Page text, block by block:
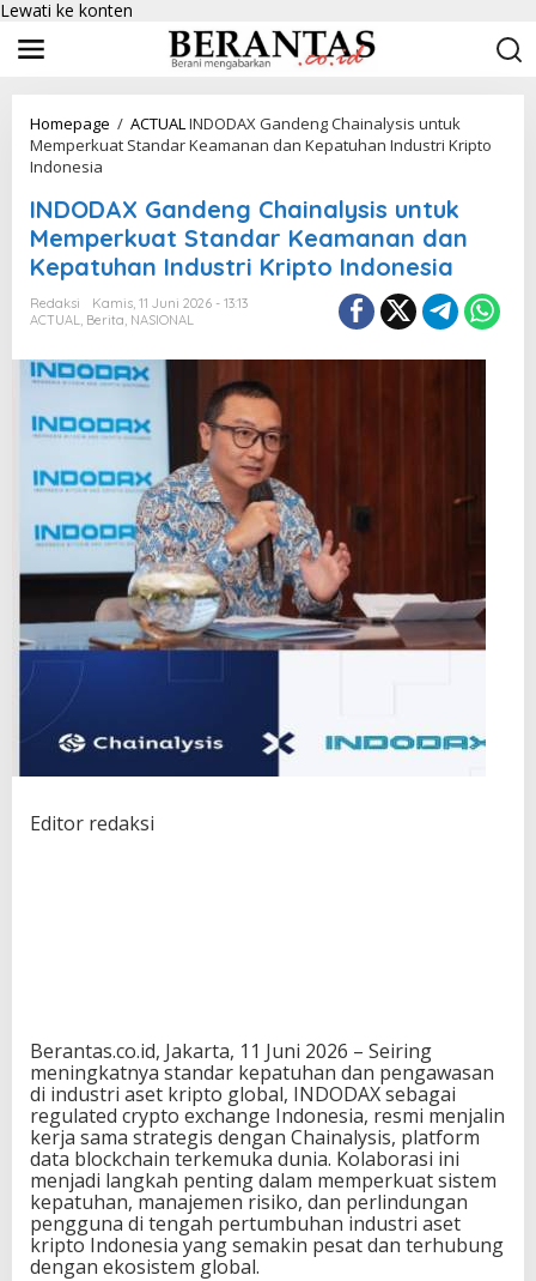
Lewati ke konten
Homepage / ACTUALINDODAX Gandeng Chainalysis untuk
Memperkuat Standar Keamanan dan Kepatuhan Industri Kripto
Indonesia
INDODAX Gandeng Chainalysis untuk
Memperkuat Standar Keamanan dan
Kepatuhan Industri Kripto Indonesia
Redaksi
Kamis, 11 Juni 2026 - 13:13
ACTUAL, Berita, NASIONAL
Editor redaksi
Berantas.co.id, Jakarta, 11 Juni 2026 – Seiring
meningkatnya standar kepatuhan dan pengawasan
di industri aset kripto global, INDODAX sebagai
regulated crypto exchange Indonesia, resmi menjalin
kerja sama strategis dengan Chainalysis, platform
data blockchain terkemuka dunia. Kolaborasi ini
menjadi langkah penting dalam memperkuat sistem
kepatuhan, manajemen risiko, dan perlindungan
pengguna di tengah pertumbuhan industri aset
kripto Indonesia yang semakin pesat dan terhubung
dengan ekosistem global.